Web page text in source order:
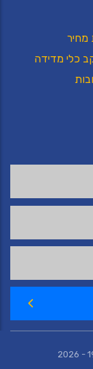
מחיר
כלי מדידה